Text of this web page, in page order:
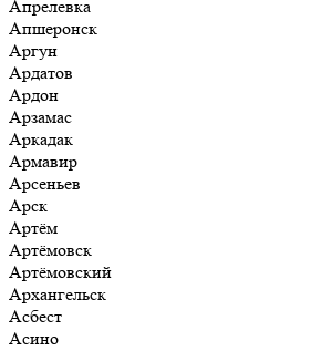
Апрелевка
Апшеронск
Аргун
Ардатов
Ардон
Арзамас
Аркадак
Армавир
Арсеньев
Арск
Артём
Артёмовск
Артёмовский
Архангельск
Асбест
Асино